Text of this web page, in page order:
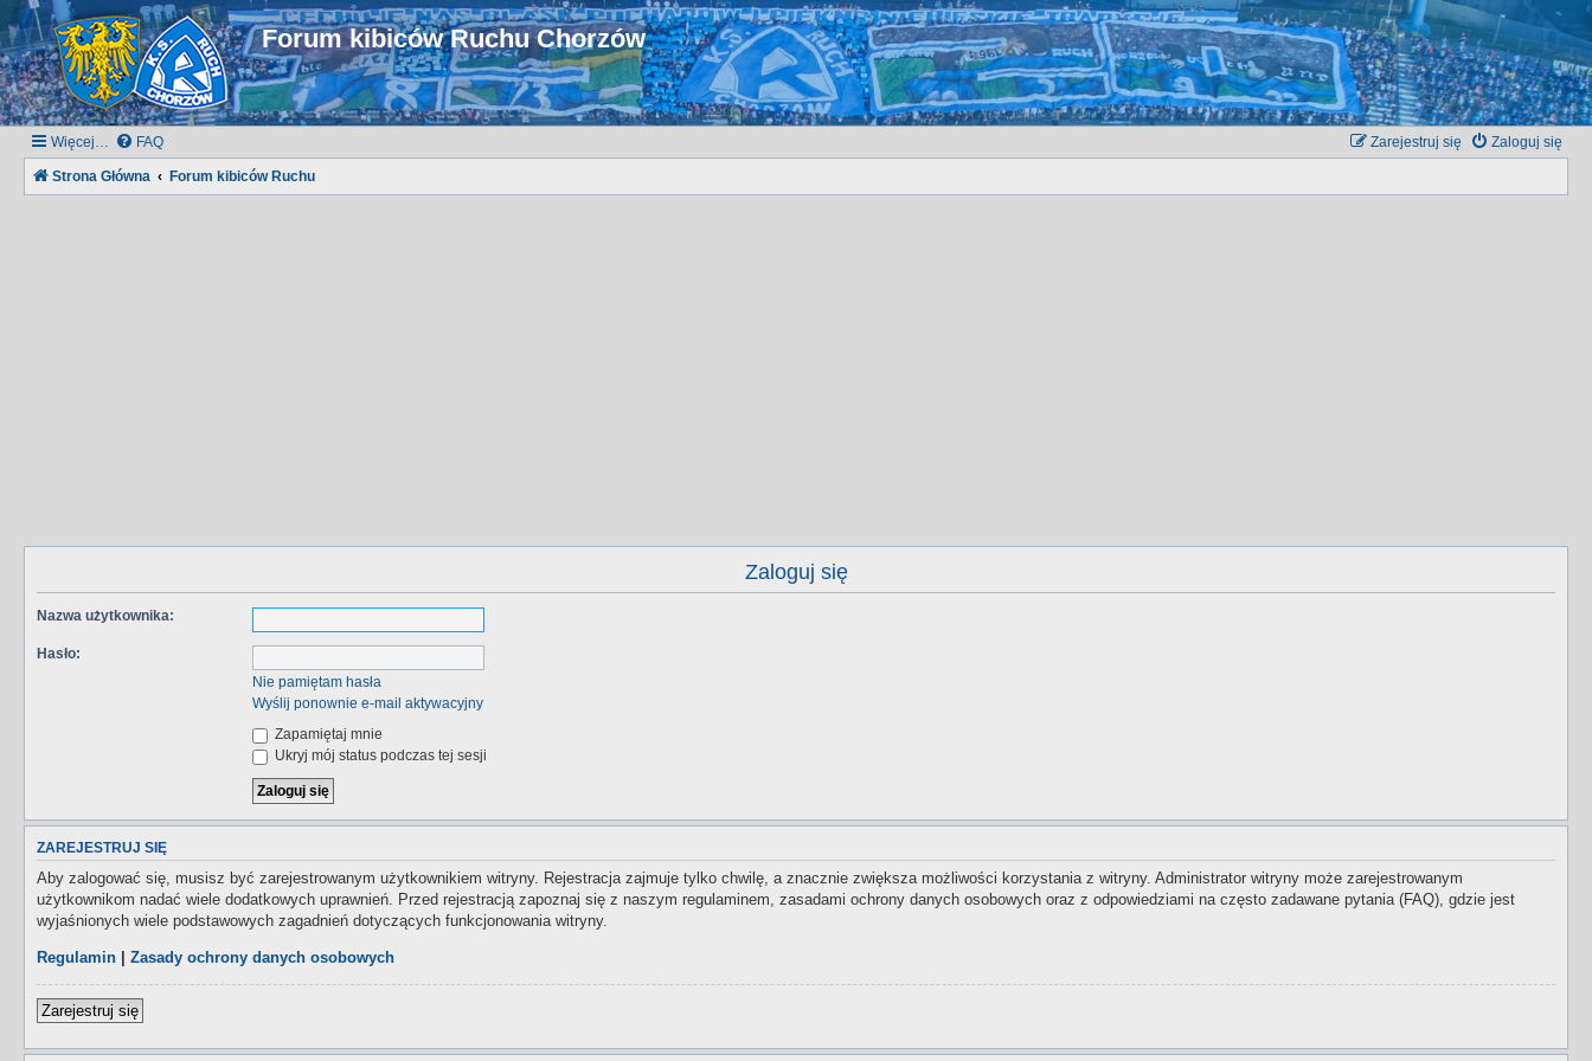
Forum kibiców Ruchu Chorzów
Więcej… FAQ Zaloguj się
Zarejestruj się
Strona Główna Forum kibiców Ruchu
Zaloguj się
Nazwa użytkownika:
Hasło:
Nie pamiętam hasła
Wyślij ponownie e-mail aktywacyjny
Zapamiętaj mnie
Ukryj mój status podczas tej sesji
ZAREJESTRUJ SIĘ
Aby zalogować się, musisz być zarejestrowanym użytkownikiem witryny. Rejestracja zajmuje tylko chwilę, a znacznie zwiększa możliwości korzystania z witryny. Administrator witryny może zarejestrowanym
użytkownikom nadać wiele dodatkowych uprawnień. Przed rejestracją zapoznaj się z naszym regulaminem, zasadami ochrony danych osobowych oraz z odpowiedziami na często zadawane pytania (FAQ), gdzie jest
wyjaśnionych wiele podstawowych zagadnień dotyczących funkcjonowania witryny.
Regulamin Zasady ochrony danych osobowych
Zarejestruj się